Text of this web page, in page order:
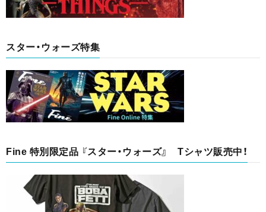
スター・ウォーズ特集
Fine 特別限定品 『スター・ウォーズ』 Tシャツ販売中！